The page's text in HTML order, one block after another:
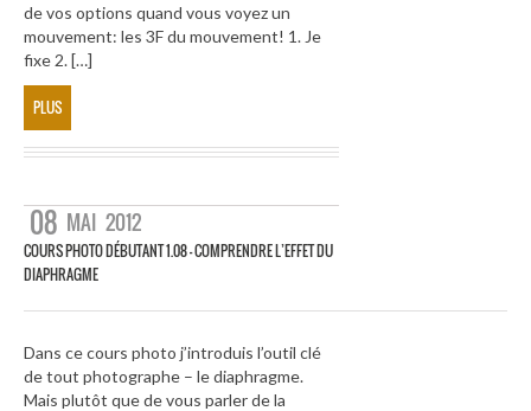
de vos options quand vous voyez un
mouvement: les 3F du mouvement! 1. Je
fixe 2. […]
PLUS
08 MAI 2012
COURS PHOTO DÉBUTANT 1.08 – COMPRENDRE L’EFFET DU
DIAPHRAGME
Dans ce cours photo j’introduis l’outil clé
de tout photographe – le diaphragme.
Mais plutôt que de vous parler de la